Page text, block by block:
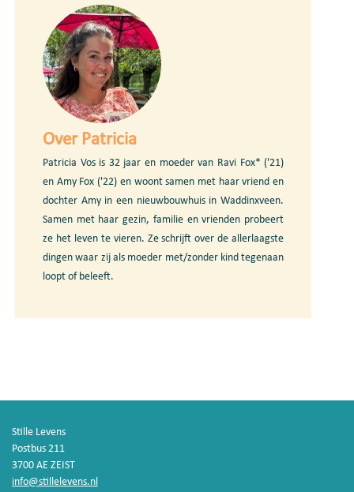
Over Patricia
Patricia Vos is 32 jaar en moeder van Ravi Fox* ('21)
en Amy Fox ('22) en woont samen met haar vriend en
dochter Amy in een nieuwbouwhuis in Waddinxveen.
Samen met haar gezin, familie en vrienden probeert
ze het leven te vieren. Ze schrijft over de allerlaagste
dingen waar zij als moeder met/zonder kind tegenaan
loopt of beleeft.
Stille Levens
Postbus 211
3700 AE ZEIST
info@stillelevens.nl